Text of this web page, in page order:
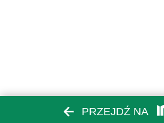
PRZEJDŹ NA